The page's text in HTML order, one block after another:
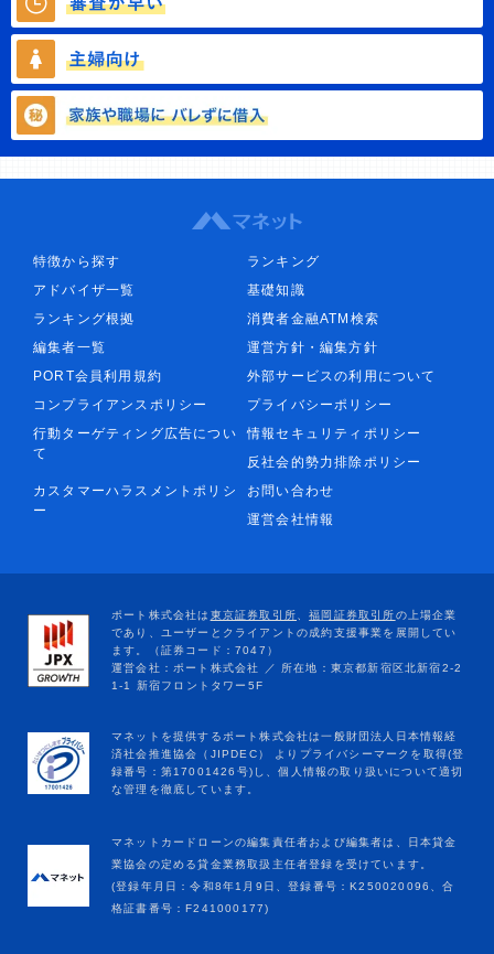
特徴から探す
ランキング
アドバイザ一覧
基礎知識
ランキング根拠
消費者金融ATM検索
編集者一覧
運営方針・編集方針
PORT会員利用規約
外部サービスの利用について
コンプライアンスポリシー
プライバシーポリシー
行動ターゲティング広告につい
て
情報セキュリティポリシー
反社会的勢力排除ポリシー
カスタマーハラスメントポリシ
ー
お問い合わせ
運営会社情報
マネットカードローンの編集責任者および編集者は、日本貸金
業協会の定める貸金業務取扱主任者登録を受けています。
(登録年月日：令和8年1月9日、登録番号：K250020096、合
格証書番号：F241000177)